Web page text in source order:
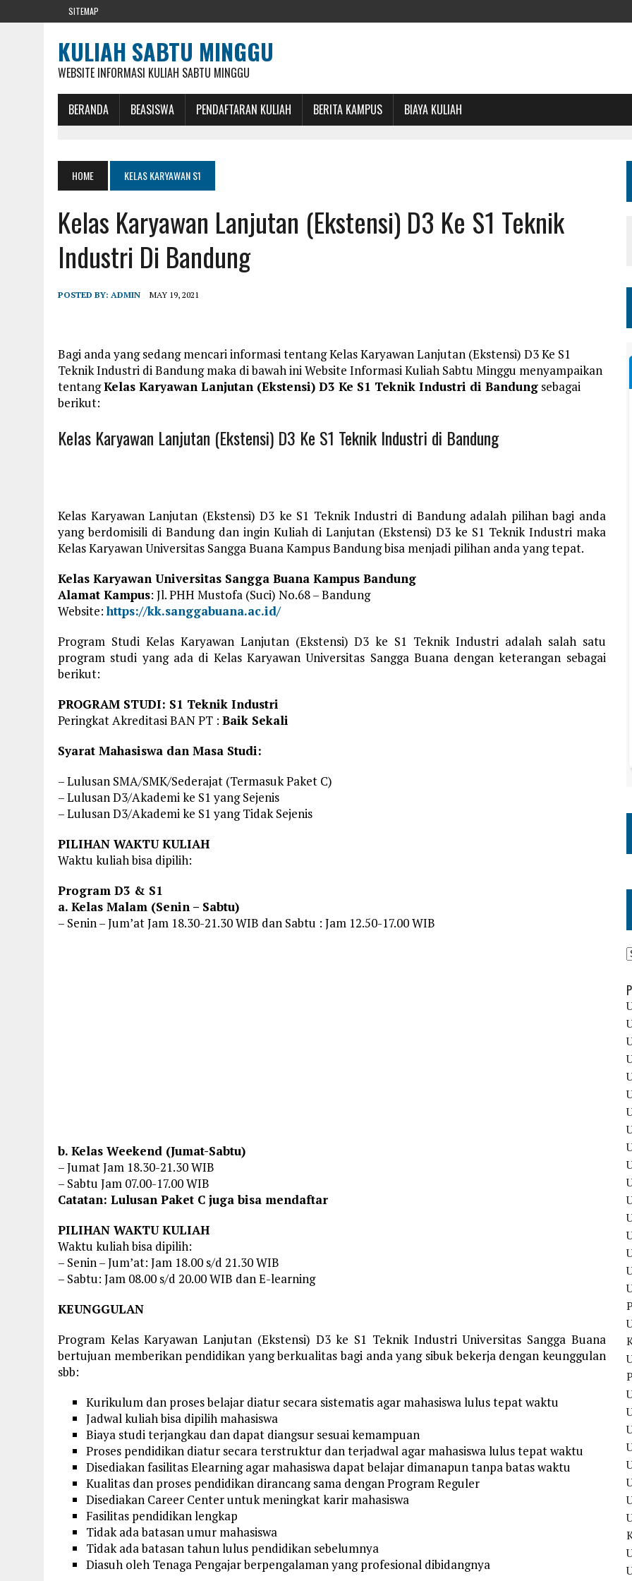
SITEMAP
KULIAH SABTU MINGGU
WEBSITE INFORMASI KULIAH SABTU MINGGU
BERANDA BEASISWA PENDAFTARAN KULIAH BERITA KAMPUS BIAYA KULIAH
HOME KELAS KARYAWAN S1
Kelas Karyawan Lanjutan (Ekstensi) D3 Ke S1 Teknik
Industri Di Bandung
POSTED BY: ADMIN MAY 19, 2021
Bagi anda yang sedang mencari informasi tentang Kelas Karyawan Lanjutan (Ekstensi) D3 Ke S1
Teknik Industri di Bandung maka di bawah ini Website Informasi Kuliah Sabtu Minggu menyampaikan
tentangKelas Karyawan Lanjutan (Ekstensi) D3 Ke S1 Teknik Industri di Bandung sebagai
berikut:
Kelas Karyawan Lanjutan (Ekstensi) D3 Ke S1 Teknik Industri di Bandung
Kelas Karyawan Lanjutan (Ekstensi) D3 ke S1 Teknik Industri di Bandung adalah pilihan bagi anda
yang berdomisili di Bandung dan ingin Kuliah di Lanjutan (Ekstensi) D3 ke S1 Teknik Industri maka
Kelas Karyawan Universitas Sangga Buana Kampus Bandung bisa menjadi pilihan anda yang tepat.
Kelas Karyawan Universitas Sangga Buana Kampus Bandung
Alamat Kampus: Jl. PHH Mustofa (Suci) No.68 – Bandung
Website:https://kk.sanggabuana.ac.id/
Program Studi Kelas Karyawan Lanjutan (Ekstensi) D3 ke S1 Teknik Industri adalah salah satu
program studi yang ada di Kelas Karyawan Universitas Sangga Buana dengan keterangan sebagai
berikut:
PROGRAM STUDI: S1 Teknik Industri
Peringkat Akreditasi BAN PT : Baik Sekali
Syarat Mahasiswa dan Masa Studi:
– Lulusan SMA/SMK/Sederajat (Termasuk Paket C)
– Lulusan D3/Akademi ke S1 yang Sejenis
– Lulusan D3/Akademi ke S1 yang Tidak Sejenis
PILIHAN WAKTU KULIAH
Waktu kuliah bisa dipilih:
Program D3 & S1
a. Kelas Malam (Senin – Sabtu)
– Senin – Jum’at Jam 18.30-21.30 WIB dan Sabtu : Jam 12.50-17.00 WIB
b. Kelas Weekend (Jumat-Sabtu)
– Jumat Jam 18.30-21.30 WIB
– Sabtu Jam 07.00-17.00 WIB
Catatan: Lulusan Paket C juga bisa mendaftar
PILIHAN WAKTU KULIAH
Waktu kuliah bisa dipilih:
– Senin – Jum’at: Jam 18.00 s/d 21.30 WIB
– Sabtu: Jam 08.00 s/d 20.00 WIB dan E-learning
KEUNGGULAN
Program Kelas Karyawan Lanjutan (Ekstensi) D3 ke S1 Teknik Industri Universitas Sangga Buana
bertujuan memberikan pendidikan yang berkualitas bagi anda yang sibuk bekerja dengan keunggulan
sbb:
Kurikulum dan proses belajar diatur secara sistematis agar mahasiswa lulus tepat waktu
Jadwal kuliah bisa dipilih mahasiswa
Biaya studi terjangkau dan dapat diangsur sesuai kemampuan
Proses pendidikan diatur secara terstruktur dan terjadwal agar mahasiswa lulus tepat waktu
Disediakan fasilitas Elearning agar mahasiswa dapat belajar dimanapun tanpa batas waktu
Kualitas dan proses pendidikan dirancang sama dengan Program Reguler
Disediakan Career Center untuk meningkat karir mahasiswa
Fasilitas pendidikan lengkap
Tidak ada batasan umur mahasiswa
Tidak ada batasan tahun lulus pendidikan sebelumnya
Diasuh oleh Tenaga Pengajar berpengalaman yang profesional dibidangnya